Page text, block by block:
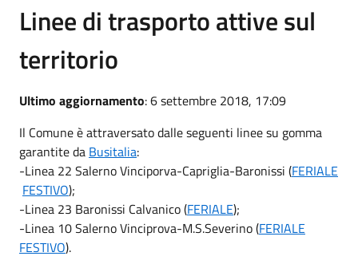
Linee di trasporto attive sul
territorio
Ultimo aggiornamento: 6 settembre 2018, 17:09
Il Comune è attraversato dalle seguenti linee su gomma
garantite da Busitalia:
-Linea 22 Salerno Vinciporva-Capriglia-Baronissi (FERIALE
FESTIVO);
-Linea 23 Baronissi Calvanico (FERIALE);
-Linea 10 Salerno Vinciprova-M.S.Severino (FERIALE
FESTIVO).